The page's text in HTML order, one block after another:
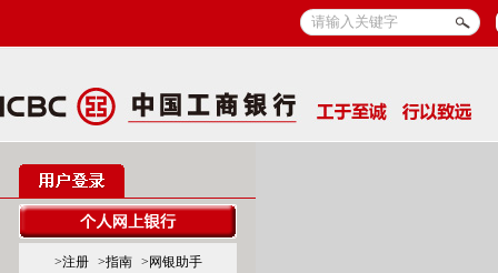
>注册 >指南
>网银助手